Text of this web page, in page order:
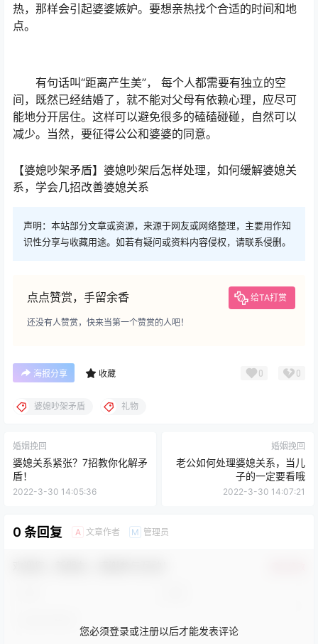
热，那样会引起婆婆嫉妒。要想亲热找个合适的时间和地
点。
有句话叫“距离产生美”， 每个人都需要有独立的空
间，既然已经结婚了，就不能对父母有依赖心理，应尽可
能地分开居住。这样可以避免很多的磕磕碰碰，自然可以
减少。当然，要征得公公和婆婆的同意。
【婆媳吵架矛盾】婆媳吵架后怎样处理，如何缓解婆媳关
系，学会几招改善婆媳关系
声明：本站部分文章或资源，来源于网友或网络整理，主要用作知
识性分享与收藏用途。如若有疑问或资料内容侵权，请联系侵删。
点点赞赏，手留余香 给TA打赏
还没有人赞赏，快来当第一个赞赏的人吧！
海报分享 收藏 0 0
婆媳吵架矛盾 礼物
婚姻挽回
婆媳关系紧张？7招教你化解矛
盾！
2022-3-30 14:05:36
婚姻挽回
老公如何处理婆媳关系，当儿
子的一定要看哦
2022-3-30 14:07:21
0 条回复 A 文章作者 M 管理员
您必须登录或注册以后才能发表评论